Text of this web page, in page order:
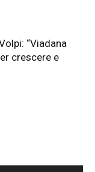
“Viadana
crescere e